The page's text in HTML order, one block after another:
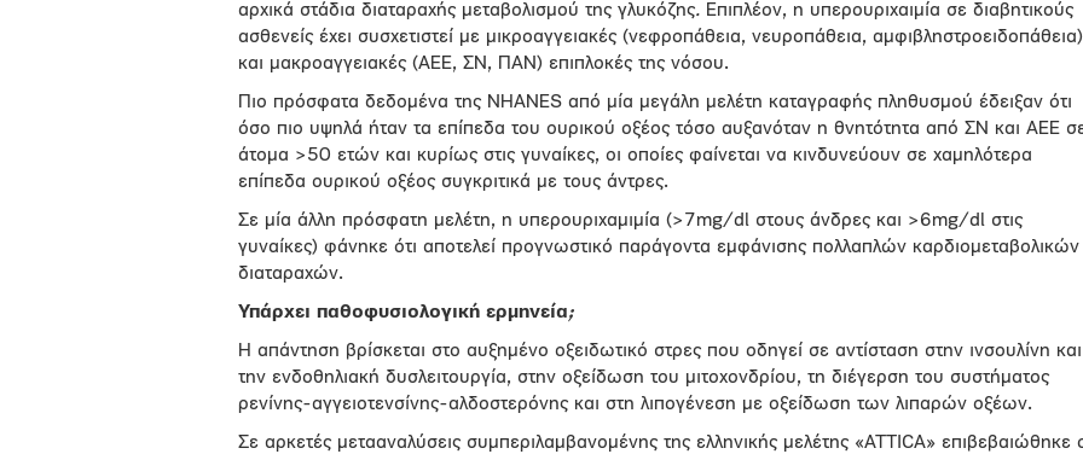
αρχικά στάδια διαταραχής μεταβολισμού της γλυκόζης. Επιπλέον, η υπερουριχαιμία σε διαβητικούς
ασθενείς έχει συσχετιστεί με μικροαγγειακές (νεφροπάθεια, νευροπάθεια, αμφιβληστροειδοπάθεια)
και μακροαγγειακές (ΑΕΕ, ΣΝ, ΠΑΝ) επιπλοκές της νόσου.
Πιο πρόσφατα δεδομένα της NHANES από μία μεγάλη μελέτη καταγραφής πληθυσμού έδειξαν ότι
όσο πιο υψηλά ήταν τα επίπεδα του ουρικού οξέος τόσο αυξανόταν η θνητότητα από ΣΝ και ΑΕΕ
άτομα >50 ετών και κυρίως στις γυναίκες, οι οποίες φαίνεται να κινδυνεύουν σε χαμηλότερα
επίπεδα ουρικού οξέος συγκριτικά με τους άντρες.
Σε μία άλλη πρόσφατη μελέτη, η υπερουριχαμιμία (>7mg/dl στους άνδρες και >6mg/dl στις
γυναίκες) φάνηκε ότι αποτελεί προγνωστικό παράγοντα εμφάνισης πολλαπλών καρδιομεταβολικών
διαταραχών.
Υπάρχει παθοφυσιολογική ερμηνεία;
H απάντηση βρίσκεται στο αυξημένο οξειδωτικό στρες που οδηγεί σε αντίσταση στην ινσουλίνη και
την ενδοθηλιακή δυσλειτουργία, στην οξείδωση του μιτοχονδρίου, τη διέγερση του συστήματος
ρενίνης-αγγειοτενσίνης-αλδοστερόνης και στη λιπογένεση με οξείδωση των λιπαρών οξέων.
Σε αρκετές μετααναλύσεις συμπεριλαμβανομένης της ελληνικής μελέτης «ATTICA» επιβεβαιώθηκε